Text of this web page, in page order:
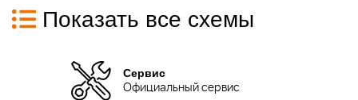
Показать все схемы
Сервис
Официальный сервис